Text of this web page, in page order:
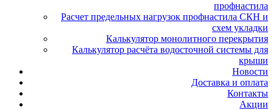
профнастила
Расчет предельных нагрузок профнастила СКН и
схем укладки
Калькулятор монолитного перекрытия
Калькулятор расчёта водосточной системы для
крыши
Новости
Доставка и оплата
Контакты
Акции